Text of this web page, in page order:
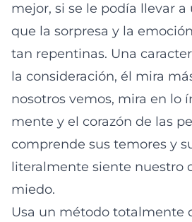
mejor, si se le podía llevar a
que la sorpresa y la
tan repentinas. Una
la consideración, él mira
nosotros vemos, mira en lo
mente y el corazón de las
comprende sus temores y
literalmente siente nuestro
miedo.
Usa un método totalmente